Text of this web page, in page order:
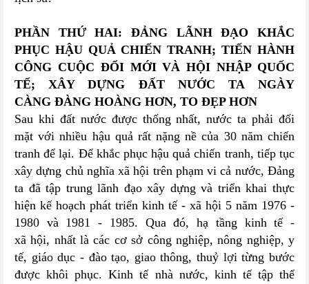
PHẦN THỨ HAI: ĐẢNG LÃNH ĐẠO KHẮC
PHỤC HẬU QUẢ CHIẾN TRANH; TIẾN HÀNH
CÔNG CUỘC ĐỔI MỚI VÀ HỘI NHẬP QUỐC
TẾ; XÂY DỰNG ĐẤT NƯỚC TA NGÀY
CÀNG ĐÀNG HOÀNG HƠN, TO ĐẸP HƠN
Sau khi đất nước được thống nhất, nước ta phải đối
mặt với nhiều hậu quả rất nặng nề của 30 năm chiến
tranh để lại. Để khắc phục hậu quả chiến tranh, tiếp tục
xây dựng chủ nghĩa xã hội trên phạm vi cả nước, Đảng
ta đã tập trung lãnh đạo xây dựng và triển khai thực
hiện kế hoạch phát triển kinh tế - xã hội 5 năm 1976 -
1980 và 1981 - 1985. Qua đó, hạ tầng kinh tế -
xã hội, nhất là các cơ sở công nghiệp, nông nghiệp, y
tế, giáo dục - đào tạo, giao thông, thuỷ lợi từng bước
được khôi phục. Kinh tế nhà nước, kinh tế tập thể